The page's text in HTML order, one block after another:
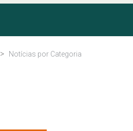
Notícias por Categoria